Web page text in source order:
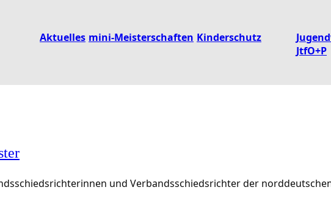
Aktuelles mini-Meisterschaften Kinderschutz
JtfO+P
und Verbandsschiedsrichter der